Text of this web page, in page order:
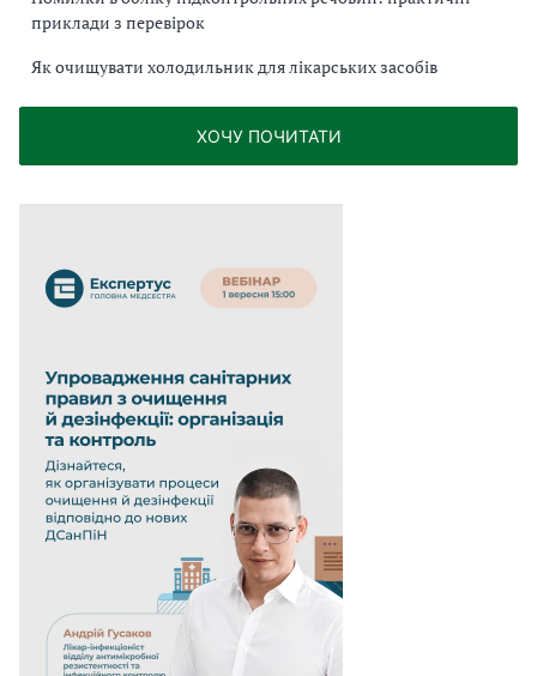
приклади з перевірок
Як очищувати холодильник для лікарських засобів
ХОЧУ ПОЧИТАТИ